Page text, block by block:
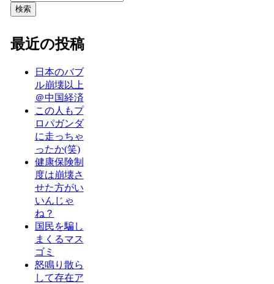
検索
最近の投稿
日本のバブ
ル崩壊以上
＠中国経済
この人もプ
ロパガンダ
に走っちゃ
ったか(笑)
健康保険制
度は崩壊さ
せた方がい
いんじゃ
ね？
国民を騙し
まくるマス
ゴミ
怒鳴り散ら
して存在ア